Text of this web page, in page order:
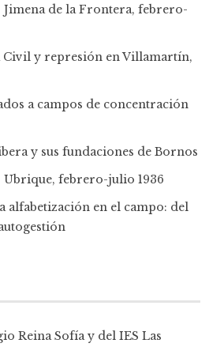
de la Frontera, febrero-
Civil y represión en Villamartín,
a campos de concentración
y sus fundaciones de Bornos
Ubrique, febrero-julio 1936
alfabetización en el campo: del
Reina Sofía y del IES Las